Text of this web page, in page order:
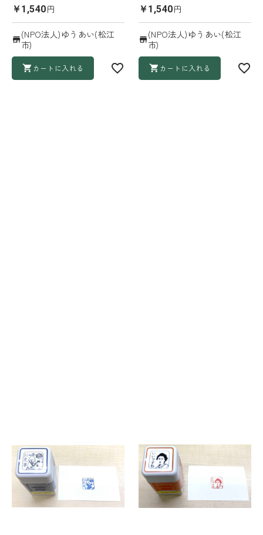
￥1,540円
(NPO法人)ゆうあい(松江
市)
カートに入れる
￥1,540円
(NPO法人)ゆうあい(松江
市)
カートに入れる